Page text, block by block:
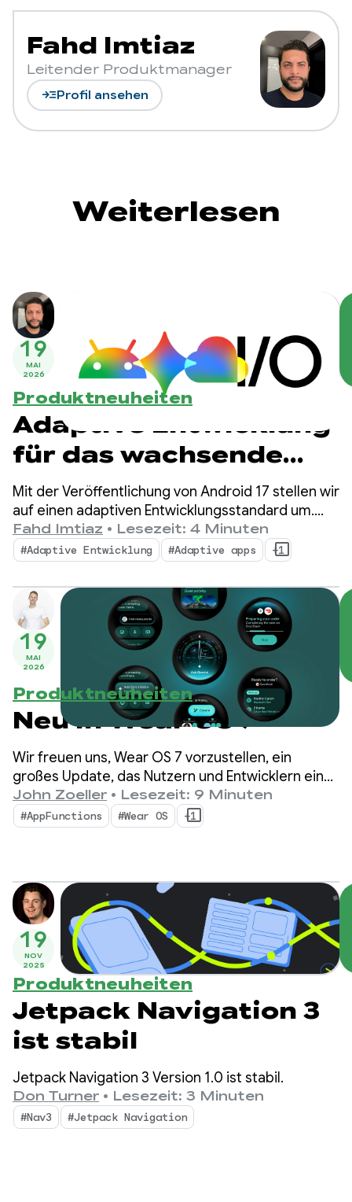
Fahd Imtiaz
Leitender Produktmanager
read_moreProfil ansehen
Weiterlesen
19
MAI
2026
Produktneuheiten
Adaptive Entwicklung
für das wachsende
Android-Ökosystem
Mit der Veröffentlichung von Android 17 stellen wir
auf einen adaptiven Entwicklungsstandard um.
Ihre Nutzer verwenden nicht mehr nur einen
einzigen Formfaktor, sondern wechseln im Laufe
des Tages zwischen Smartphones, Foldables,
Tablets, Laptops, Autodisplays und immersiven
XR-Umgebungen.
Fahd Imtiaz • Lesezeit: 4 Minuten
#Adaptive Entwicklung #Adaptive apps +1
19
MAI
2026
Produktneuheiten
Neu in Wear OS 7
Wir freuen uns, Wear OS 7 vorzustellen, ein
großes Update, das Nutzern und Entwicklern eine
neue Ära der Energieeffizienz und Intelligenz
bietet.
John Zoeller • Lesezeit: 9 Minuten
#AppFunctions #Wear OS +1
19
NOV
2025
Produktneuheiten
Jetpack Navigation 3
ist stabil
Jetpack Navigation 3 Version 1.0 ist stabil.
Don Turner • Lesezeit: 3 Minuten
#Nav3 #Jetpack Navigation